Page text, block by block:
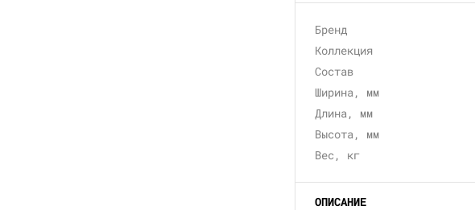
Бренд
Коллекция
Состав
Ширина, мм
Длина, мм
Высота, мм
Вес, кг
ОПИСАНИЕ